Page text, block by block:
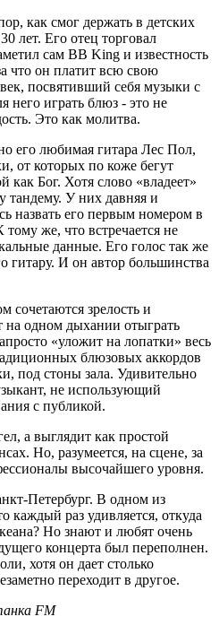
как смог держать в детских
лет. Его отец торговал
сам BB King и известность
что он платит всю свою
посвятивший себя музыки с
него играть блюз - это не
Это как молитва.
его любимая гитара Лес Пол,
от которых по коже бегут
как Бог. Хотя слово «владеет»
тандему. У них давняя и
назвать его первым номером в
же, что встречается не
данные. Его голос так же
гитару. И он автор большинства
сочетаются зрелость и
одном дыхании отыграть
«уложит на лопатки» весь
блюзовых аккордов
под стоны зала. Удивительно
не использующий
с публикой.
а выглядит как простой
Но, разумеется, на сцене, за
высочайшего уровня.
Петербург. В одном из
каждый раз удивляется, откуда
Но знают и любят очень
концерта был переполнен.
хотя он дает столько
переходит в другое.
FM